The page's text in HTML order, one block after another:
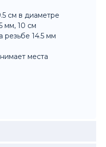
см в диаметре
мм, 10 см
резьбе 14.5 мм
места